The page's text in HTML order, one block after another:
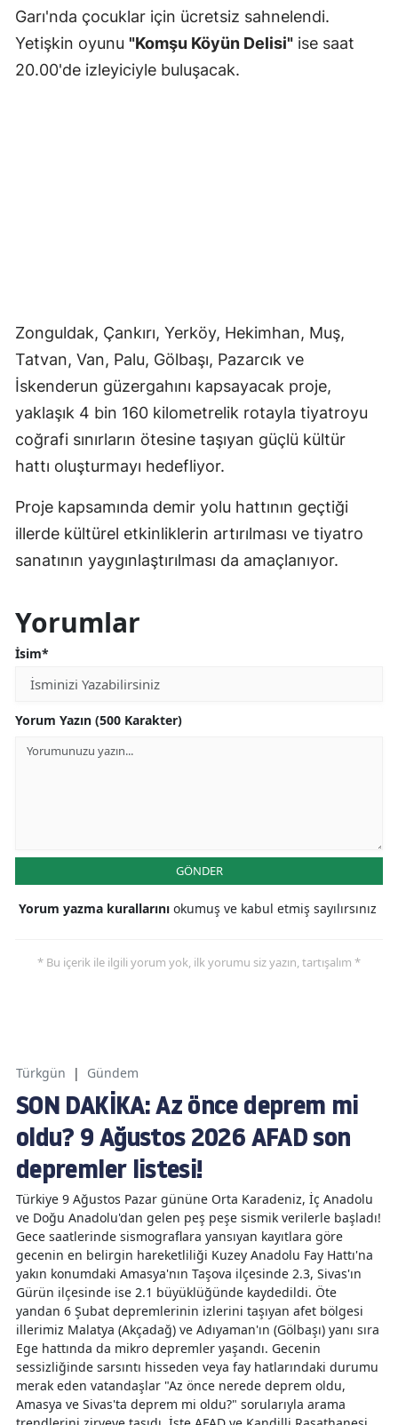
Garı'nda çocuklar için ücretsiz sahnelendi.
Yetişkin oyunu "Komşu Köyün Delisi" ise saat
20.00'de izleyiciyle buluşacak.
Zonguldak, Çankırı, Yerköy, Hekimhan, Muş,
Tatvan, Van, Palu, Gölbaşı, Pazarcık ve
İskenderun güzergahını kapsayacak proje,
yaklaşık 4 bin 160 kilometrelik rotayla tiyatroyu
coğrafi sınırların ötesine taşıyan güçlü kültür
hattı oluşturmayı hedefliyor.
Proje kapsamında demir yolu hattının geçtiği
illerde kültürel etkinliklerin artırılması ve tiyatro
sanatının yaygınlaştırılması da amaçlanıyor.
Yorumlar
İsim*
Yorum Yazın (500 Karakter)
GÖNDER
Yorum yazma kurallarını okumuş ve kabul etmiş sayılırsınız
* Bu içerik ile ilgili yorum yok, ilk yorumu siz yazın, tartışalım *
Türkgün | Gündem
SON DAKİKA: Az önce deprem mi
oldu? 9 Ağustos 2026 AFAD son
depremler listesi!
Türkiye 9 Ağustos Pazar gününe Orta Karadeniz, İç Anadolu
ve Doğu Anadolu'dan gelen peş peşe sismik verilerle başladı!
Gece saatlerinde sismograflara yansıyan kayıtlara göre
gecenin en belirgin hareketliliği Kuzey Anadolu Fay Hattı'na
yakın konumdaki Amasya'nın Taşova ilçesinde 2.3, Sivas'ın
Gürün ilçesinde ise 2.1 büyüklüğünde kaydedildi. Öte
yandan 6 Şubat depremlerinin izlerini taşıyan afet bölgesi
illerimiz Malatya (Akçadağ) ve Adıyaman'ın (Gölbaşı) yanı sıra
Ege hattında da mikro depremler yaşandı. Gecenin
sessizliğinde sarsıntı hisseden veya fay hatlarındaki durumu
merak eden vatandaşlar "Az önce nerede deprem oldu,
Amasya ve Sivas'ta deprem mi oldu?" sorularıyla arama